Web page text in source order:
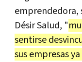
emprendedora,
Désir Salud, "
sentirse
sus empresas